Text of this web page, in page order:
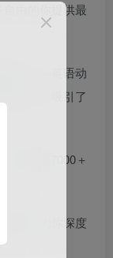
由的你提供最
模式——英语动
特点，吸引了
度，为你深度